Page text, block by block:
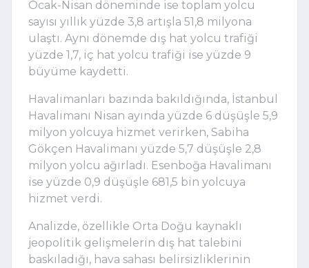
Ocak-Nisan döneminde ise toplam yolcu
sayısı yıllık yüzde 3,8 artışla 51,8 milyona
ulaştı. Aynı dönemde dış hat yolcu trafiği
yüzde 1,7, iç hat yolcu trafiği ise yüzde 9
büyüme kaydetti.
Havalimanları bazında bakıldığında, İstanbul
Havalimanı Nisan ayında yüzde 6 düşüşle 5,9
milyon yolcuya hizmet verirken, Sabiha
Gökçen Havalimanı yüzde 5,7 düşüşle 2,8
milyon yolcu ağırladı. Esenboğa Havalimanı
ise yüzde 0,9 düşüşle 681,5 bin yolcuya
hizmet verdi.
Analizde, özellikle Orta Doğu kaynaklı
jeopolitik gelişmelerin dış hat talebini
baskıladığı, hava sahası belirsizliklerinin